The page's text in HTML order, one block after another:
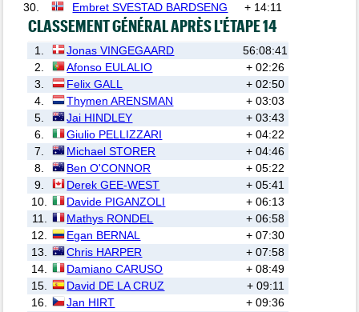
30.
Embret SVESTAD BARDSENG + 14:11
CLASSEMENT GÉNÉRAL APRÈS L'ÉTAPE 14
1. Jonas VINGEGAARD
56:08:41
2.
Afonso EULALIO
+ 02:26
3.
Felix GALL
+ 02:50
4.
Thymen ARENSMAN
+ 03:03
5.
Jai HINDLEY
+ 03:43
6.
Giulio PELLIZZARI
+ 04:22
7.
Michael STORER
+ 04:46
8.
Ben O'CONNOR
+ 05:22
9.
Derek GEE-WEST
+ 05:41
10.
Davide PIGANZOLI
+ 06:13
11.
Mathys RONDEL
+ 06:58
12.
Egan BERNAL
+ 07:30
13.
Chris HARPER
+ 07:58
14.
Damiano CARUSO
+ 08:49
15.
David DE LA CRUZ
+ 09:11
16.
Jan HIRT
+ 09:36